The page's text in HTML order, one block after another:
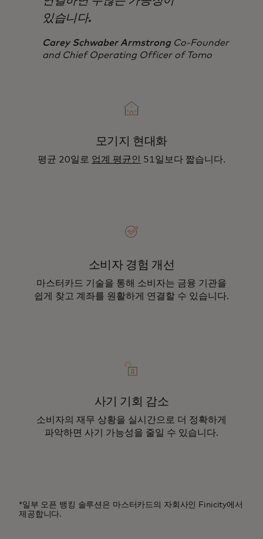
있습니다.
Carey Schwaber Armstrong Co-Founder
and Chief Operating Officer of Tomo
모기지 현대화
평균 20일로 업계 평균인 51일보다 짧습니다.
소비자 경험 개선
마스터카드 기술을 통해 소비자는 금융 기관을
쉽게 찾고 계좌를 원활하게 연결할 수 있습니다.
사기 기회 감소
소비자의 재무 상황을 실시간으로 더 정확하게
파악하면 사기 가능성을 줄일 수 있습니다.
*일부 오픈 뱅킹 솔루션은 마스터카드의 자회사인 Finicity에서
제공합니다.